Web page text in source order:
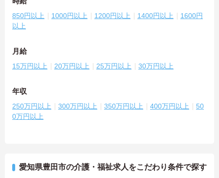
850円以上 1000円以上 1200円以上 1400円以上
1600円
以上
月給
15万円以上 20万円以上 25万円以上 30万円以上
年収
250万円以上 300万円以上 350万円以上 400万円以上
50
0万円以上
愛知県豊田市の介護・福祉求人をこだわり条件で探す